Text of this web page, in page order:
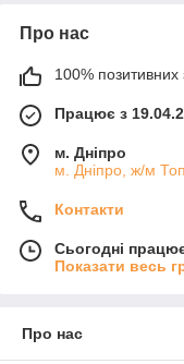
Про нас
100% позитивних
Працює з
м. Дніпро
м. Дніпро, ж/м
Контакти
Сьогодні
Показати весь
Про нас